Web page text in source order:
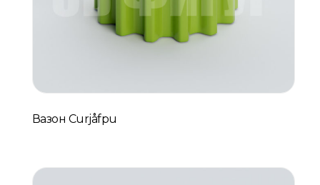
Вазон Curjåfpu